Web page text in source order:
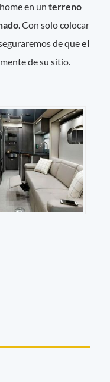
en unterreno
. Con solo colocar
de queel
de su sitio.